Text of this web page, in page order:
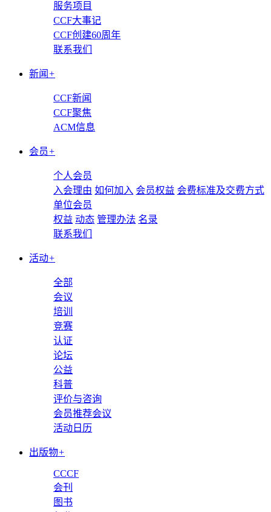
服务项目
CCF大事记
CCF创建60周年
联系我们
新闻 +
CCF新闻
CCF聚焦
ACM信息
会员+
个人会员
入会理由 如何加入 会员权益 会费标准及交费方式
单位会员
权益 动态 管理办法 名录
联系我们
活动+
全部
会议
培训
竞赛
认证
论坛
公益
科普
评价与咨询
会员推荐会议
活动日历
出版物+
CCCF
会刊
图书